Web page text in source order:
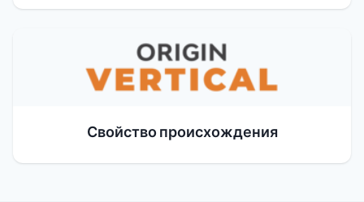
Свойство происхождения